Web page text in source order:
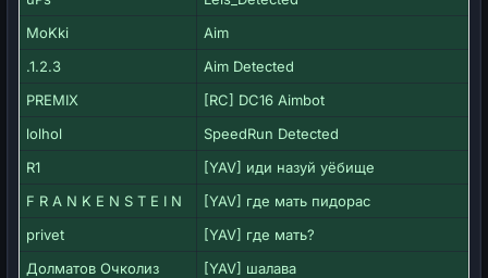
MoKki
Aim
.1.2.3
Aim Detected
PREMIX
[RC] DC16 Aimbot
lolhol
SpeedRun Detected
R1
[YAV] иди назуй уёбище
F R A N K E N S T E I N
[YAV] где мать пидорас
privet
[YAV] где мать?
Долматов Очколиз
[YAV] шалава